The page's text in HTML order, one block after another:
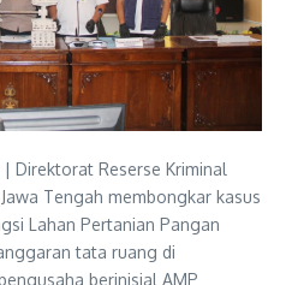
Direktorat Reserse Kriminal
Tengah membongkar kasus
Lahan Pertanian Pangan
tata ruang di
berinisial AMP